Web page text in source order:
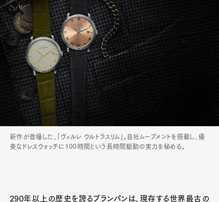
Art&Design Watch Fashion
Gourmet
Cars
Product CultureLifestyle
新作が登場した、「ヴィルレ ウルトラスリム」。自社ムーブメントを搭載し、優
美なドレスウォッチに100時間という長時間駆動の実力を秘める。
290年以上の歴史を誇るブランパンは、現存する世界最古の